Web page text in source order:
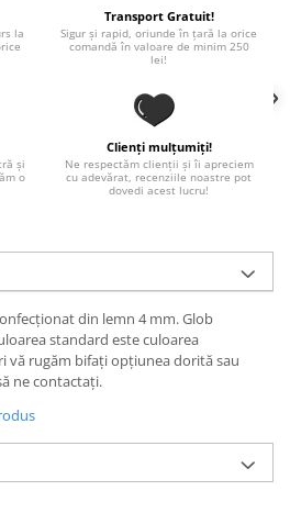
la
Transport Gratuit!
Sigur și rapid, oriunde în țară la orice
comandă în valoare de minim 250
lei!
și
o
Clienți mulțumiți!
Ne respectăm clienții și îi apreciem
cu adevărat, recenziile noastre pot
dovedi acest lucru!
din lemn 4 mm. Glob
standard este culoarea
vă rugăm bifați opțiunea dorită sau
ne contactați.